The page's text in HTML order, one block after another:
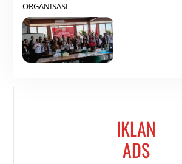
ORGANISASI
IKLAN
ADS